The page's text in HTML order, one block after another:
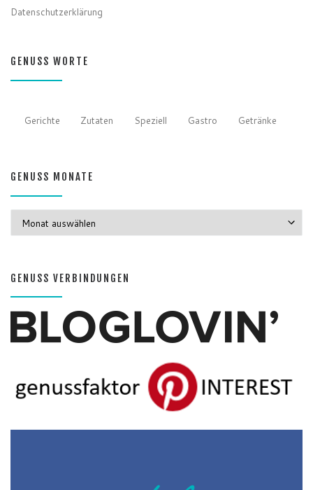
Datenschutzerklärung
GENUSS WORTE
Gerichte Zutaten Speziell Gastro Getränke
GENUSS MONATE
GENUSS VERBINDUNGEN